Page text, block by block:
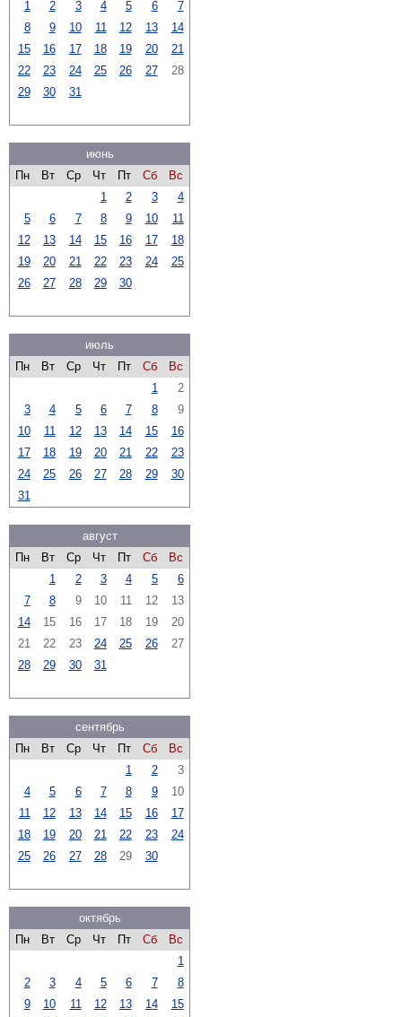
1
2 3 4 5 6
7
8
9 10 11 12 13
14
15
16 17 18 19 20
21
22
23 24 25 26 27
28
29
30 31
июнь
Пн
Вт Ср Чт Пт Сб
Вс
1
2 3
4
5
6 7 8 9 10
11
12
13 14 15 16 17
18
19
20 21 22 23 24
25
26
27 28 29 30
июль
Пн
Вт Ср Чт Пт Сб
Вс
1
2
3
4 5 6 7 8
9
10
11 12 13 14 15
16
17
18 19 20 21 22
23
24
25 26 27 28 29
30
31
август
Пн
Вт Ср Чт Пт Сб
Вс
1
2 3 4 5
6
7
8 9 10 11 12
13
14
15 16 17 18 19
20
21
22 23 24 25 26
27
28
29 30 31
сентябрь
Пн
Вт Ср Чт Пт Сб
Вс
1
2
3
4
5 6 7 8 9
10
11
12 13 14 15 16
17
18
19 20 21 22 23
24
25
26 27 28 29 30
октябрь
Пн
Вт Ср Чт Пт Сб
Вс
1
2
3 4 5 6 7
8
9
10 11 12 13 14
15